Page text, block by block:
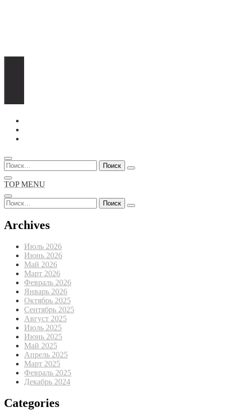
Перейти
содержимому
Найти:
TOP MENU
Найти:
Archives
Июль 2026
Июнь 2026
Май 2026
Март 2026
Февраль 2026
Январь 2026
Октябрь 2025
Сентябрь 2025
Август 2025
Июль 2025
Июнь 2025
Май 2025
Апрель 2025
Март 2025
Февраль 2025
Декабрь 2024
Categories